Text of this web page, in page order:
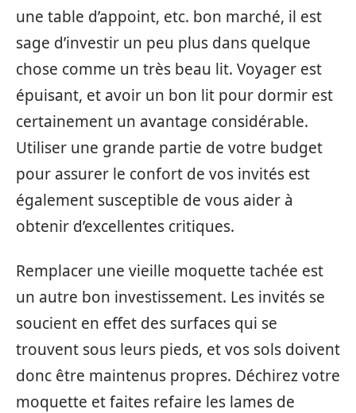
une table d’appoint, etc. bon marché, il est
sage d’investir un peu plus dans quelque
chose comme un très beau lit. Voyager est
épuisant, et avoir un bon lit pour dormir est
certainement un avantage considérable.
Utiliser une grande partie de votre budget
pour assurer le confort de vos invités est
également susceptible de vous aider à
obtenir d’excellentes critiques.
Remplacer une vieille moquette tachée est
un autre bon investissement. Les invités se
soucient en effet des surfaces qui se
trouvent sous leurs pieds, et vos sols doivent
donc être maintenus propres. Déchirez votre
moquette et faites refaire les lames de